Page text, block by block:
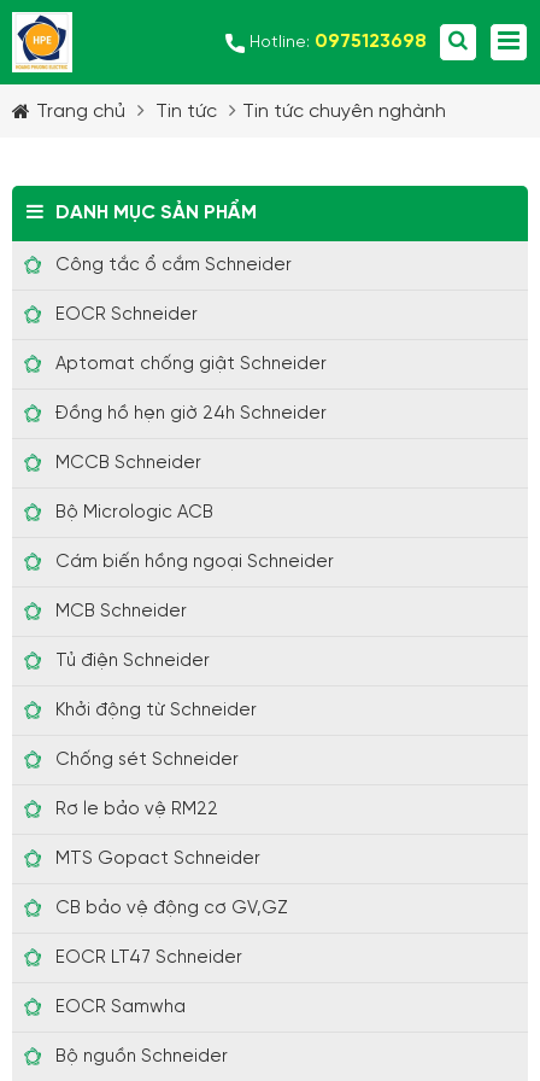
Hotline: 0975123698
Trang chủ Tin tức Tin tức chuyên nghành
DANH MỤC SẢN PHẨM
Công tắc ổ cắm Schneider
EOCR Schneider
Aptomat chống giật Schneider
Đồng hồ hẹn giờ 24h Schneider
MCCB Schneider
Bộ Micrologic ACB
Cám biến hồng ngoại Schneider
MCB Schneider
Tủ điện Schneider
Khởi động từ Schneider
Chống sét Schneider
Rơ le bảo vệ RM22
MTS Gopact Schneider
CB bảo vệ động cơ GV,GZ
EOCR LT47 Schneider
EOCR Samwha
Bộ nguồn Schneider